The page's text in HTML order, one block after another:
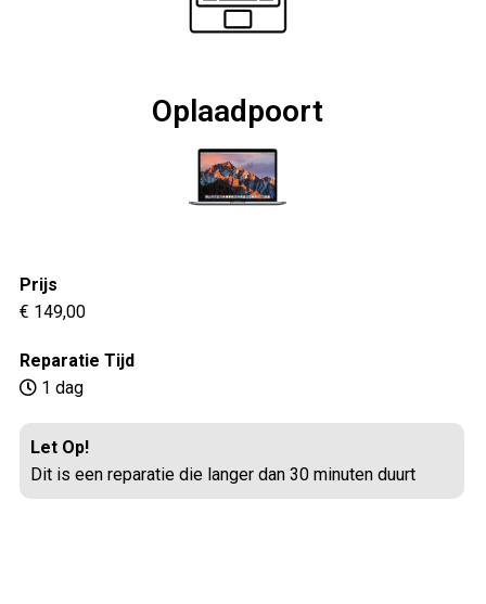
Oplaadpoort
Prijs
€ 149,00
Reparatie Tijd
1 dag
Let Op!
Dit is een reparatie die langer dan 30 minuten duurt